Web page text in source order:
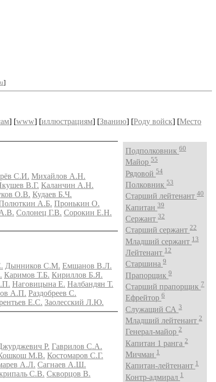
]
] [www] [иллюстрациям] [Званию] [Роду войск] [Место
Подполковник 60
Майор 55
Рядовой 54
Полковник 53
Старший лейтенант 40
Капитан 39
Сержант 32
Старший сержант 22
Младший сержант 13
Лейтенант 12
Старшина 9
Прапорщик 9
Старший прапорщик 7
Ефрейтор 6
Служащий СА 3
Младший лейтенант 2
Генерал-майор 2
Капитан 1 ранга 2
Мичман 1
Капитан-лейтенант 1
Контр-адмирал 1
С.И. Михайлов А.Н.
В.Г. Каланчин А.Н.
О.В. Кудаев Б.Ч.
А.Б. Пронькин О.
Солонец Г.В. Сорокин Е.Н.
Дынников С.М. Емшанов В.Л.
Каримов Т.Б. Кириллов Б.Я.
Наговицына Е. Налбандян Т.
А.П. Раздобреев С.
Е.С. Заолесский Л.Ю.
Р. Гаврилов С.А.
М.В. Костомаров С.Г.
А.Л. Сагнаев А.Ш.
С.В. Скворцов В.